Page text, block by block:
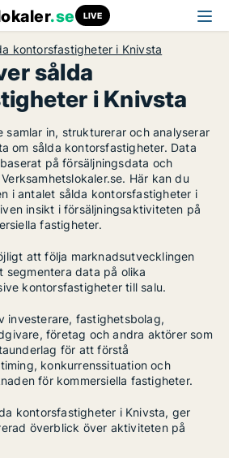
.se LIVE
kontorsfastigheter i Knivsta
sålda
i Knivsta
samlar in, strukturerar och analyserar
om sålda kontorsfastigheter. Data
på försäljningsdata och
Här kan du
i antalet sålda kontorsfastigheter i
insikt i försäljningsaktiviteten på
fastigheter.
att följa marknadsutvecklingen
segmentera data på olika
kontorsfastigheter till salu.
investerare, fastighetsbolag,
företag och andra aktörer som
för att förstå
konkurrenssituation och
för kommersiella fastigheter.
kontorsfastigheter i Knivsta, ger
överblick över aktiviteten på